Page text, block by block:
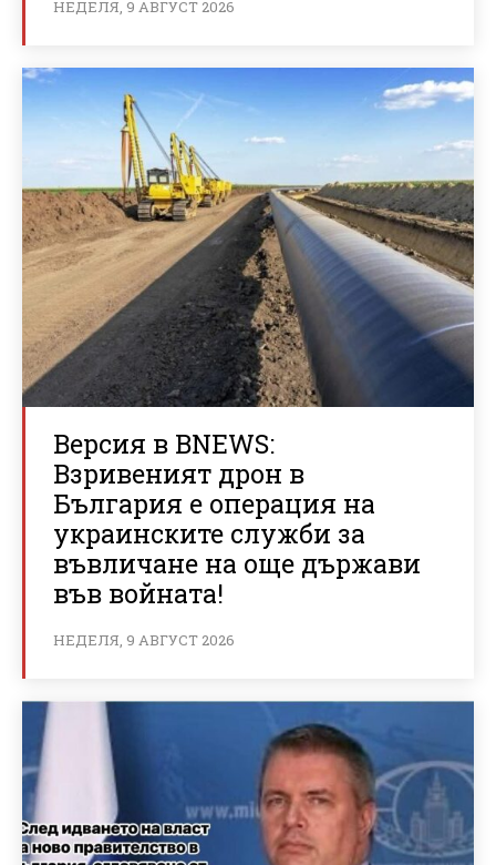
НЕДЕЛЯ, 9 АВГУСТ 2026
Версия в BNEWS:
Взривеният дрон в
България е операция на
украинските служби за
въвличане на още държави
във войната!
НЕДЕЛЯ, 9 АВГУСТ 2026